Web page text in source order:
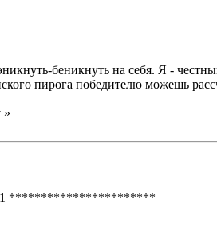
беникнуть на себя. Я -
пирога победителю можешь
»
'91 ***********************